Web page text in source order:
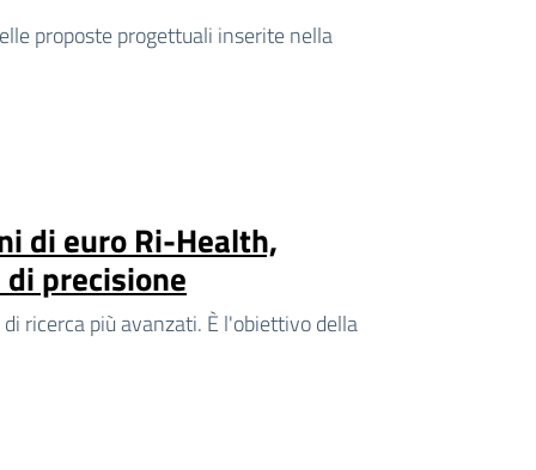
proposte progettuali inserite nella
di euro Ri-Health,
precisione
ricerca più avanzati. È l'obiettivo della